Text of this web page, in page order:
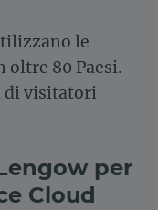
le
oltre 80 Paesi.
di visitatori
per
Cloud